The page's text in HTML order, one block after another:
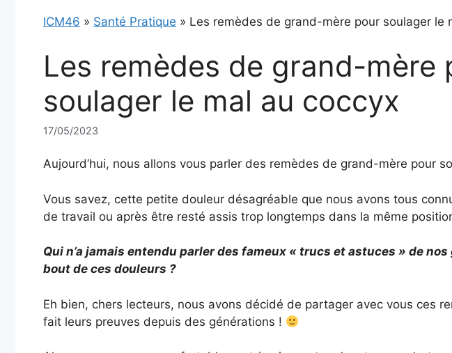
ICM46 » Santé Pratique » Les remèdes de grand-mère pour soulager le
Les remèdes de grand-mère
soulager le mal au coccyx
17/05/2023
Aujourd’hui, nous allons vous parler des remèdes de grand-mère pour
Vous savez, cette petite douleur désagréable que nous avons tous
de travail ou après être resté assis trop longtemps dans la même
Qui n’a jamais entendu parler des fameux « trucs et astuces » de
bout de ces douleurs ?
Eh bien, chers lecteurs, nous avons décidé de partager avec vous ces
fait leurs preuves depuis des générations !